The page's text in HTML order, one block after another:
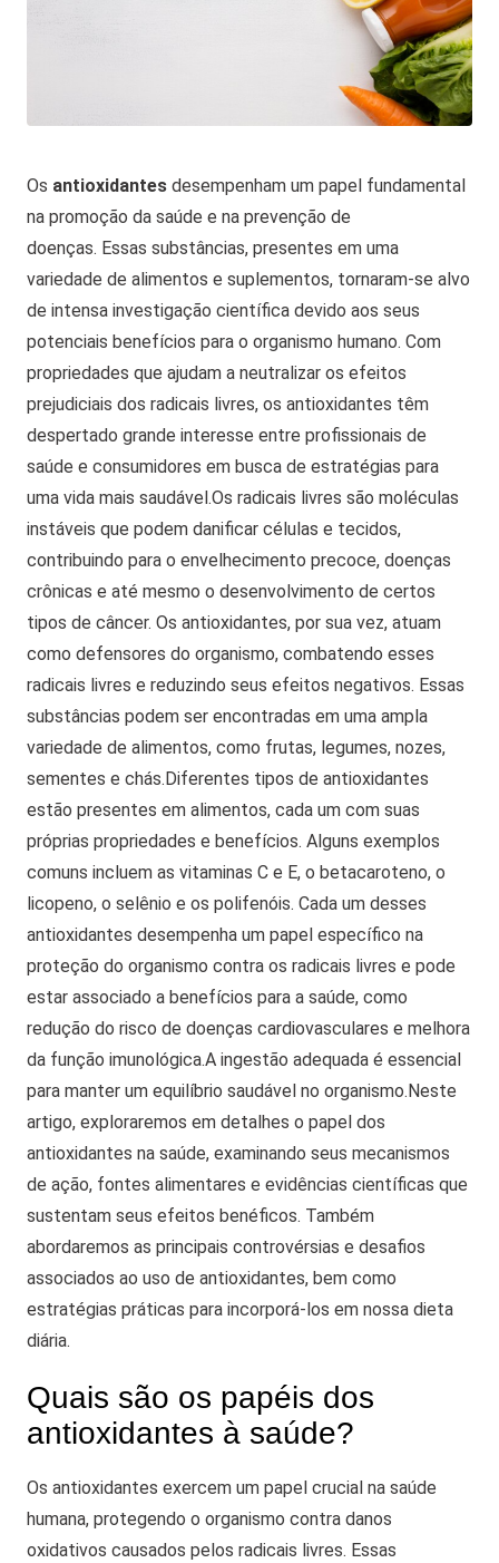
Os antioxidantes desempenham um papel fundamental
na promoção da saúde e na prevenção de
doenças. Essas substâncias, presentes em uma
variedade de alimentos e suplementos, tornaram-se alvo
de intensa investigação científica devido aos seus
potenciais benefícios para o organismo humano. Com
propriedades que ajudam a neutralizar os efeitos
prejudiciais dos radicais livres, os antioxidantes têm
despertado grande interesse entre profissionais de
saúde e consumidores em busca de estratégias para
uma vida mais saudável.Os radicais livres são moléculas
instáveis que podem danificar células e tecidos,
contribuindo para o envelhecimento precoce, doenças
crônicas e até mesmo o desenvolvimento de certos
tipos de câncer. Os antioxidantes, por sua vez, atuam
como defensores do organismo, combatendo esses
radicais livres e reduzindo seus efeitos negativos. Essas
substâncias podem ser encontradas em uma ampla
variedade de alimentos, como frutas, legumes, nozes,
sementes e chás. Diferentes tipos de antioxidantes
estão presentes em alimentos, cada um com suas
próprias propriedades e benefícios. Alguns exemplos
comuns incluem as vitaminas C e E, o betacaroteno, o
licopeno, o selênio e os polifenóis. Cada um desses
antioxidantes desempenha um papel específico na
proteção do organismo contra os radicais livres e pode
estar associado a benefícios para a saúde, como
redução do risco de doenças cardiovasculares e melhora
da função imunológica.A ingestão adequada é essencial
para manter um equilíbrio saudável no organismo. Neste
artigo, exploraremos em detalhes o papel dos
antioxidantes na saúde, examinando seus mecanismos
de ação, fontes alimentares e evidências científicas que
sustentam seus efeitos benéficos. Também
abordaremos as principais controvérsias e desafios
associados ao uso de antioxidantes, bem como
estratégias práticas para incorporá-los em nossa dieta
diária.
Quais são os papéis dos
antioxidantes à saúde?
Os antioxidantes exercem um papel crucial na saúde
humana, protegendo o organismo contra danos
oxidativos causados pelos radicais livres. Essas